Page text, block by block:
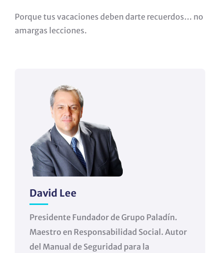
Porque tus vacaciones deben darte recuerdos… no
amargas lecciones.
David Lee
Presidente Fundador de Grupo Paladín.
Maestro en Responsabilidad Social. Autor
del Manual de Seguridad para la